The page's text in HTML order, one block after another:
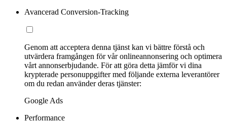
Avancerad Conversion-Tracking
Genom att acceptera denna tjänst kan vi bättre förstå och
utvärdera framgången för vår onlineannonsering och optimera
vårt annonserbjudande. För att göra detta jämför vi dina
krypterade personuppgifter med följande externa leverantörer
om du redan använder deras tjänster:
Google Ads
Performance